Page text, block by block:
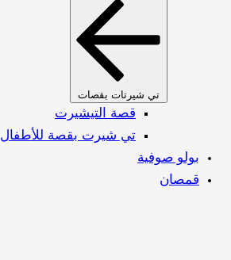
تي شيرتات بقصات
قصة التيشيرت
تي شيرت بقصة للأطفال
بولو صوفية
قمصان